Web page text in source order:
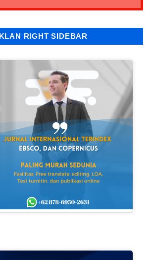
IKLAN RIGHT SIDEBAR